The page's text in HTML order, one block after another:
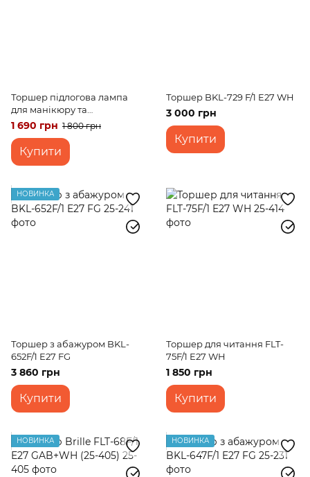
Торшер підлогова лампа
для манікюру та
косметологів E27 MTL-23/F
1 690 грн 1 800 грн
Купити
Торшер BKL-729 F/1 E27 WH
3 000 грн
Купити
НОВИНКА
Торшер з абажуром BKL-
652F/1 E27 FG
3 860 грн
Купити
Торшер для читання FLT-
75F/1 E27 WH
1 850 грн
Купити
НОВИНКА НОВИНКА